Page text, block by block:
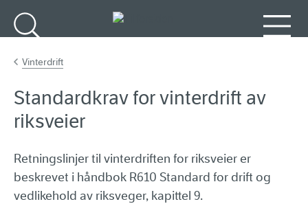
Vinterdrift
Standardkrav for vinterdrift av
riksveier
Retningslinjer til vinterdriften for riksveier er
beskrevet i håndbok R610 Standard for drift og
vedlikehold av riksveger, kapittel 9.